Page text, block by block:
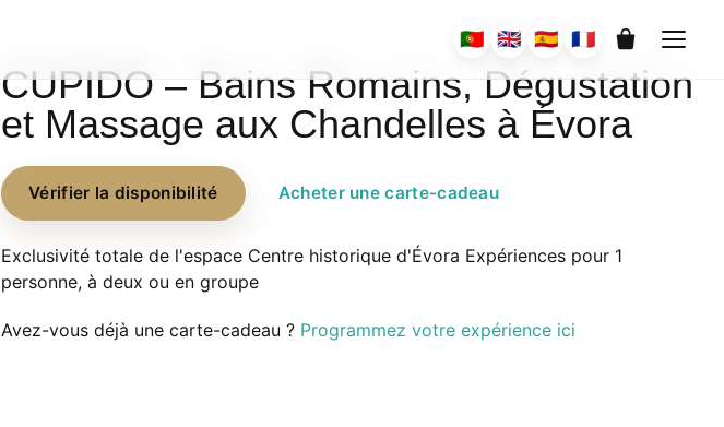
🇵🇹 🇬🇧 🇪🇸 🇫🇷
CUPIDO – Bains Romains, Dégustation
et Massage aux Chandelles à Évora
Vérifier la disponibilité Acheter une carte-cadeau
Exclusivité totale de l'espace Centre historique d'Évora Expériences pour 1
personne, à deux ou en groupe
Avez-vous déjà une carte-cadeau ? Programmez votre expérience ici